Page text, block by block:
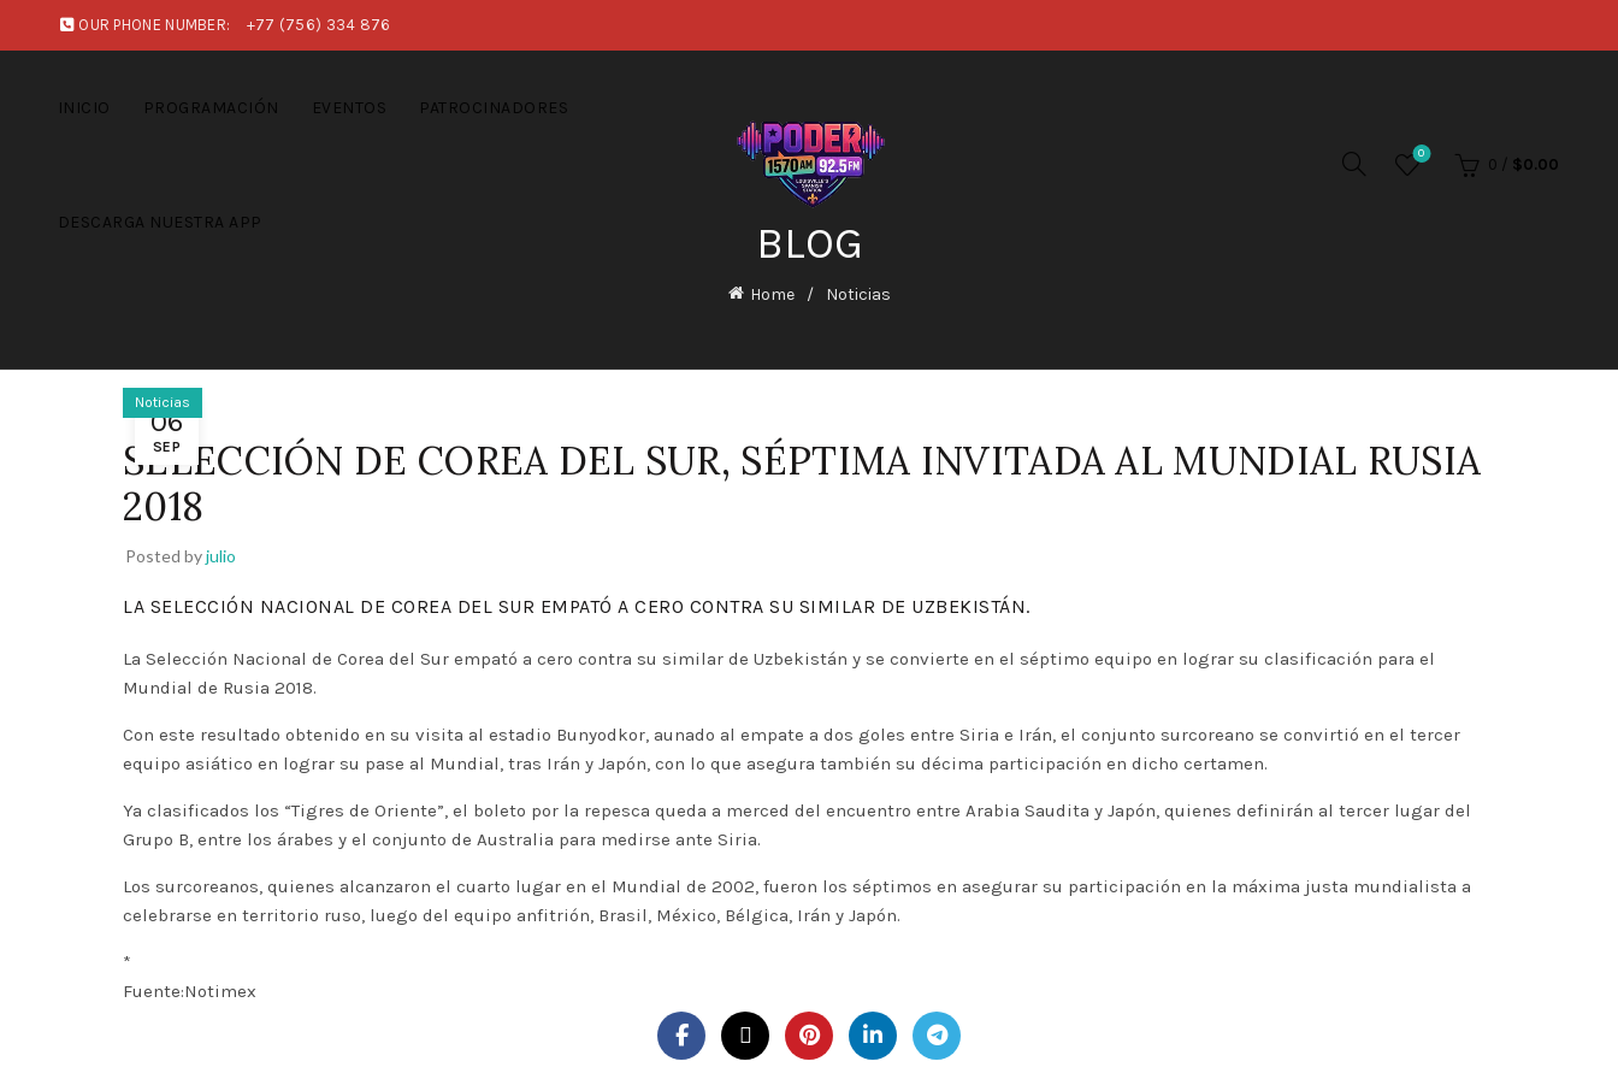
OUR PHONE NUMBER: +77 (756) 334 876
INICIO PROGRAMACIÓN EVENTOS PATROCINADORES
DESCARGA NUESTRA APP
0
0 / $0.00
BLOG
Home Noticias
06
SEP
Noticias
SELECCIÓN DE COREA DEL SUR, SÉPTIMA INVITADA AL MUNDIAL RUSIA
2018
Posted byjulio
LA SELECCIÓN NACIONAL DE COREA DEL SUR EMPATÓ A CERO CONTRA SU SIMILAR DE UZBEKISTÁN.
La Selección Nacional de Corea del Sur empató a cero contra su similar de Uzbekistán y se convierte en el séptimo equipo en lograr su clasificación para el
Mundial de Rusia 2018.
Con este resultado obtenido en su visita al estadio Bunyodkor, aunado al empate a dos goles entre Siria e Irán, el conjunto surcoreano se convirtió en el tercer
equipo asiático en lograr su pase al Mundial, tras Irán y Japón, con lo que asegura también su décima participación en dicho certamen.
Ya clasificados los “Tigres de Oriente”, el boleto por la repesca queda a merced del encuentro entre Arabia Saudita y Japón, quienes definirán al tercer lugar del
Grupo B, entre los árabes y el conjunto de Australia para medirse ante Siria.
Los surcoreanos, quienes alcanzaron el cuarto lugar en el Mundial de 2002, fueron los séptimos en asegurar su participación en la máxima justa mundialista a
celebrarse en territorio ruso, luego del equipo anfitrión, Brasil, México, Bélgica, Irán y Japón.
*
Fuente:Notimex